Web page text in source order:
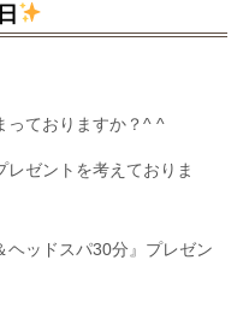
っておりますか？^ ^
ゼントを考えておりま
ヘッドスパ30分』プレゼン